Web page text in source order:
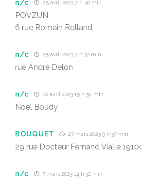
n/c 25 avril 2023 7 h 40 min
POVZUN
6 rue Romain Rolland
n/c 25 avril 2023 7 h 32 min
rue André Delon
n/c 10 avril 2023 15 h 52 min
Noël Boudy
BOUQUET 27 mars 2023 9 h 37 min
29 rue Docteur Fernand Vialle
n/c 7 mars 2023 14 h 32 min